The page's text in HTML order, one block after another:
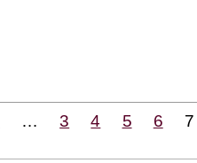
… 3 4 5 6
7